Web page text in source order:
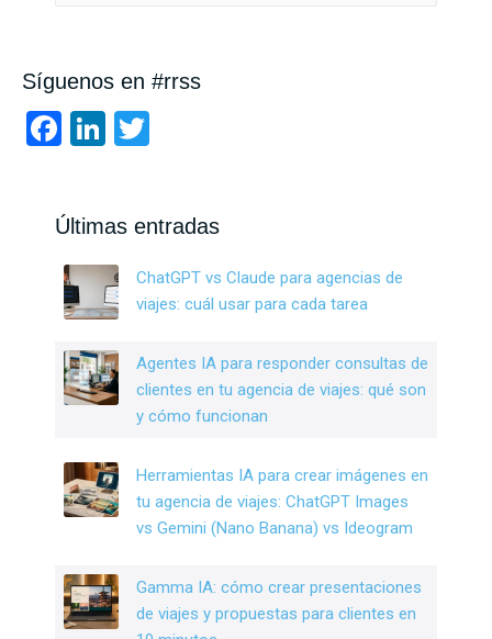
Síguenos en #rrss
F
b
o
o
k
Li
dI
n
er
Últimas entradas
ChatGPT vs Claude para agencias de
viajes: cuál usar para cada tarea
Agentes IA para responder consultas de
clientes en tu agencia de viajes: qué son
y cómo funcionan
Herramientas IA para crear imágenes en
tu agencia de viajes: ChatGPT Images
vs Gemini (Nano Banana) vs Ideogram
Gamma IA: cómo crear presentaciones
de viajes y propuestas para clientes en